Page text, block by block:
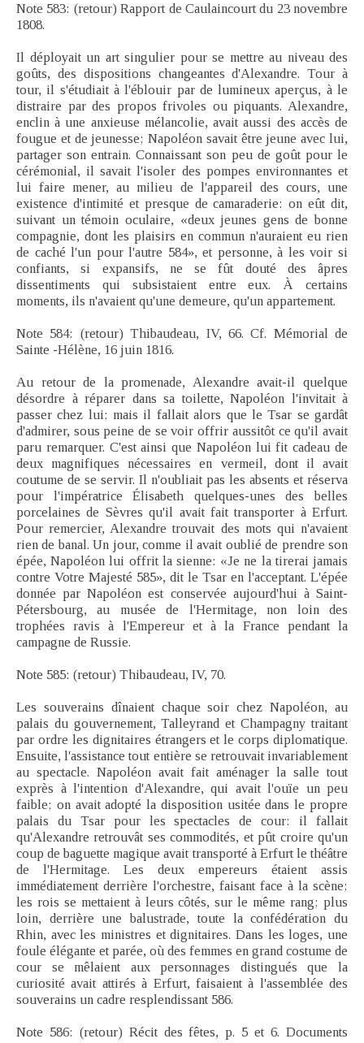
Note 583: (retour) Rapport de Caulaincourt du 23 novembre
1808.
Il déployait un art singulier pour se mettre au niveau des
goûts, des dispositions changeantes d'Alexandre. Tour à
tour, il s'étudiait à l'éblouir par de lumineux aperçus, à le
distraire par des propos frivoles ou piquants. Alexandre,
enclin à une anxieuse mélancolie, avait aussi des accès de
fougue et de jeunesse; Napoléon savait être jeune avec lui,
partager son entrain. Connaissant son peu de goût pour le
cérémonial, il savait l'isoler des pompes environnantes et
lui faire mener, au milieu de l'appareil des cours, une
existence d'intimité et presque de camaraderie: on eût dit,
suivant un témoin oculaire, «deux jeunes gens de bonne
compagnie, dont les plaisirs en commun n'auraient eu rien
de caché l'un pour l'autre 584», et personne, à les voir si
confiants, si expansifs, ne se fût douté des âpres
dissentiments qui subsistaient entre eux. À certains
moments, ils n'avaient qu'une demeure, qu'un appartement.
Note 584: (retour) Thibaudeau, IV, 66. Cf. Mémorial de
Sainte -Hélène, 16 juin 1816.
Au retour de la promenade, Alexandre avait-il quelque
désordre à réparer dans sa toilette, Napoléon l'invitait à
passer chez lui; mais il fallait alors que le Tsar se gardât
d'admirer, sous peine de se voir offrir aussitôt ce qu'il avait
paru remarquer. C'est ainsi que Napoléon lui fit cadeau de
deux magnifiques nécessaires en vermeil, dont il avait
coutume de se servir. Il n'oubliait pas les absents et réserva
pour l'impératrice Élisabeth quelques-unes des belles
porcelaines de Sèvres qu'il avait fait transporter à Erfurt.
Pour remercier, Alexandre trouvait des mots qui n'avaient
rien de banal. Un jour, comme il avait oublié de prendre son
épée, Napoléon lui offrit la sienne: «Je ne la tirerai jamais
contre Votre Majesté 585», dit le Tsar en l'acceptant. L'épée
donnée par Napoléon est conservée aujourd'hui à Saint-
Pétersbourg, au musée de l'Hermitage, non loin des
trophées ravis à l'Empereur et à la France pendant la
campagne de Russie.
Note 585: (retour) Thibaudeau, IV, 70.
Les souverains dînaient chaque soir chez Napoléon, au
palais du gouvernement, Talleyrand et Champagny traitant
par ordre les dignitaires étrangers et le corps diplomatique.
Ensuite, l'assistance tout entière se retrouvait invariablement
au spectacle. Napoléon avait fait aménager la salle tout
exprès à l'intention d'Alexandre, qui avait l'ouïe un peu
faible; on avait adopté la disposition usitée dans le propre
palais du Tsar pour les spectacles de cour: il fallait
qu'Alexandre retrouvât ses commodités, et pût croire qu'un
coup de baguette magique avait transporté à Erfurt le théâtre
de l'Hermitage. Les deux empereurs étaient assis
immédiatement derrière l'orchestre, faisant face à la scène;
les rois se mettaient à leurs côtés, sur le même rang; plus
loin, derrière une balustrade, toute la confédération du
Rhin, avec les ministres et dignitaires. Dans les loges, une
foule élégante et parée, où des femmes en grand costume de
cour se mêlaient aux personnages distingués que la
curiosité avait attirés à Erfurt, faisaient à l'assemblée des
souverains un cadre resplendissant 586.
Note 586: (retour) Récit des fêtes, p. 5 et 6. Documents